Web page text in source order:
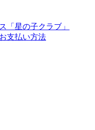
「星の子クラブ」
支払い方法